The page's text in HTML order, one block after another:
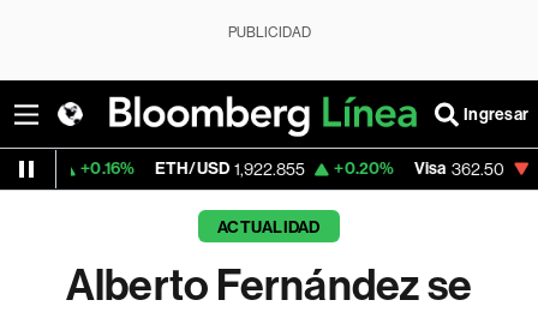
PUBLICIDAD
Ingresar
ETH/USD 1,922.855 +0.20% Visa 362.50 -2.15%
ACTUALIDAD
Alberto Fernández se